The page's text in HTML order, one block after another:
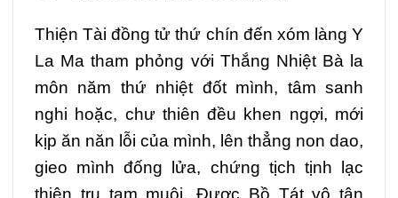
Thiện Tài đồng tử thứ chín đến xóm làng Y
La Ma tham phỏng với Thắng Nhiệt Bà la
môn năm thứ nhiệt đốt mình, tâm sanh
nghi hoặc, chư thiên đều khen ngợi, mới
kịp ăn năn lỗi của mình, lên thẳng non dao,
gieo mình đống lửa, chứng tịch tịnh lạc